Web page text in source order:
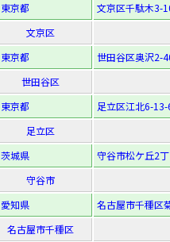
東京都
文京区千駄木3-
文京区
東京都
世田谷区奥沢2-
世田谷区
東京都
足立区江北6-13-
足立区
茨城県
守谷市松ケ丘2
守谷市
愛知県
名古屋市千種区
名古屋市千種区